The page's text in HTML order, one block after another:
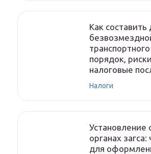
Как составить
порядок,
налоговые
Налоги
Установление
органах
для